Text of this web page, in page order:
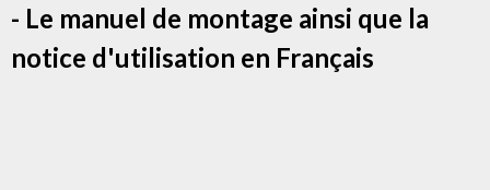
- Le manuel de montage ainsi que la
notice d'utilisation en Français